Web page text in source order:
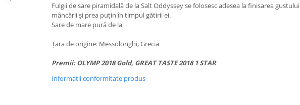
Fulgii de sare piramidală de la Salt Oddyssey se folosesc adesea la finisarea gustului
mâncării și prea puțin în timpul gătirii ei.
Sare de mare pură de la
Țara de origine: Messolonghi, Grecia
Premii: OLYMP 2018 Gold, GREAT TASTE 2018 1 STAR
Informatii conformitate produs